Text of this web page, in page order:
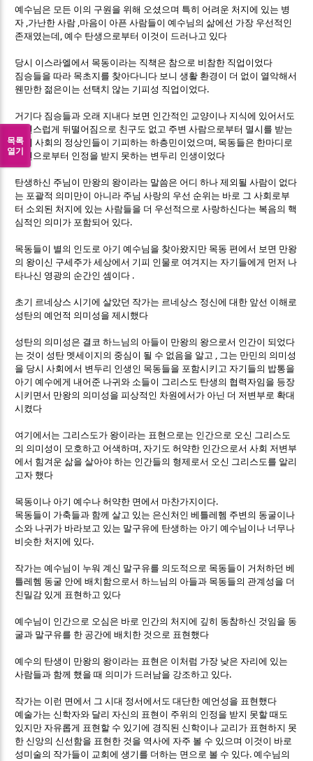
예수님은 모든 이의 구원을 위해 오셨으며 특히 어려운 처지에 있는 병
자 ,가난한 사람 ,마음이 아픈 사람들이 예수님의 삶에선 가장 우선적인
존재였는데 ,예수 탄생으로부터 이것이 드러나고 있다
당시 이스라엘에서 목동이라는 직책은 참으로 비참한 직업이었다
짐승들을 따라 목초지를 찾아다니다 보니 생활 환경이 더 없이 열악해서
웬만한 젊은이는 선택치 않는 기피성 직업이었다.
거기다 짐승들과 오래 지내다 보면 인간적인 교양이나 지식에 있어서도
자연스럽게 뒤떨어짐으로 친구도 없고 주변 사람으로부터 멸시를 받는
당시 사회의 정상인들이 기피하는 하층민이었으며 , 목동들은 한마디로
주변으로부터 인정을 받지 못하는 변두리 인생이었다
탄생하신 주님이 만왕의 왕이라는 말씀은 어디 하나 제외될 사람이 없다
는 포괄적 의미만이 아니라 주님 사랑의 우선 순위는 바로 그 사회로부
터 소외된 처지에 있는 사람들을 더 우선적으로 사랑하신다는 복음의 핵
심적인 의미가 포함되어 있다.
목동들이 별의 인도로 아기 예수님을 찾아왔지만 목동 편에서 보면 만왕
의 왕이신 구세주가 세상에서 기피 인물로 여겨지는 자기들에게 먼저 나
타나신 영광의 순간인 셈이다 .
초기 르네상스 시기에 살았던 작가는 르네상스 정신에 대한 앞선 이해로
성탄의 예언적 의미성을 제시했다
성탄의 의미성은 결코 하느님의 아들이 만왕의 왕으로서 인간이 되었다
는 것이 성탄 멧세이지의 중심이 될 수 없음을 알고 , 그는 만민의 의미성
을 당시 사회에서 변두리 인생인 목동들을 포함시키고 자기들의 밥통을
아기 예수에게 내어준 나귀와 소들이 그리스도 탄생의 협력자임을 등장
시키면서 만왕의 의미성을 피상적인 차원에서가 아닌 더 저변부로 확대
시켰다
여기에서는 그리스도가 왕이라는 표현으로는 인간으로 오신 그리스도
의 의미성이 모호하고 어색하며 ,자기도 허약한 인간으로서 사회 저변부
에서 힘겨운 삶을 살아야 하는 인간들의 형제로서 오신 그리스도를 알리
고자 했다
목동이나 아기 예수나 허약한 면에서 마찬가지이다.
목동들이 가축들과 함께 살고 있는 은신처인 베틀레헴 주변의 동굴이나
소와 나귀가 바라보고 있는 말구유에 탄생하는 아기 예수님이나 너무나
비슷한 처지에 있다.
작가는 예수님이 누워 계신 말구유를 의도적으로 목동들이 거처하던 베
틀레헴 동굴 안에 배치함으로서 하느님의 아들과 목동들의 관계성을 더
친밀감 있게 표현하고 있다
예수님이 인간으로 오심은 바로 인간의 처지에 깊히 동참하신 것임을 동
굴과 말구유를 한 공간에 배치한 것으로 표현했다
예수의 탄생이 만왕의 왕이라는 표현은 이처럼 가장 낮은 자리에 있는
사람들과 함께 했을 때 의미가 드러남을 강조하고 있다.
작가는 이런 면에서 그 시대 정서에서도 대단한 예언성을 표현했다
예술가는 신학자와 달리 자신의 표현이 주위의 인정을 받지 못할 때도
있지만 자유롭게 표현할 수 있기에 경직된 신학이나 교리가 표현하지 못
한 신앙의 신선함을 표현한 것을 역사에 자주 볼 수 있으며 이것이 바로
성미술의 작가들이 교회에 생기를 더하는 면으로 볼 수 있다.예수님의
목록
열기